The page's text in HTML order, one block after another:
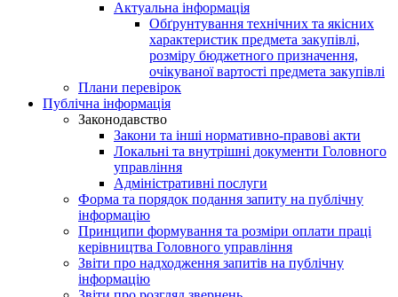
Актуальна інформація
Обґрунтування технічних та якісних
характеристик предмета закупівлі,
розміру бюджетного призначення,
очікуваної вартості предмета закупівлі
Плани перевірок
Публічна інформація
Законодавство
Закони та інші нормативно-правові акти
Локальні та внутрішні документи Головного
управління
Адміністративні послуги
Форма та порядок подання запиту на публічну
інформацію
Принципи формування та розміри оплати праці
керівництва Головного управління
Звіти про надходження запитів на публічну
інформацію